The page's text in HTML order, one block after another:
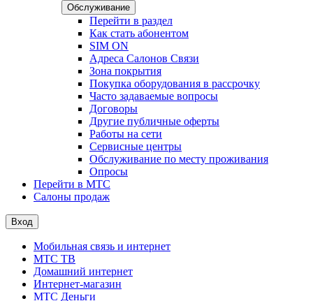
Обслуживание
Перейти в раздел
Как стать абонентом
SIM ON
Адреса Салонов Связи
Зона покрытия
Покупка оборудования в рассрочку
Часто задаваемые вопросы
Договоры
Другие публичные оферты
Работы на сети
Сервисные центры
Обслуживание по месту проживания
Опросы
Перейти в МТС
Салоны продаж
Вход
Мобильная связь и интернет
МТС ТВ
Домашний интернет
Интернет-магазин
МТС Деньги